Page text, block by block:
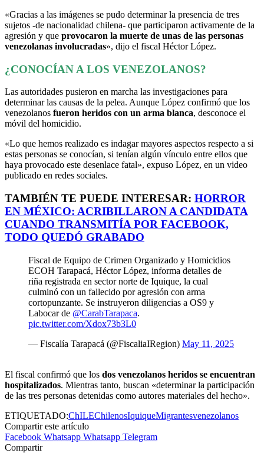
«Gracias a las imágenes se pudo determinar la presencia de tres
sujetos -de nacionalidad chilena- que participaron activamente de la
agresión y que provocaron la muerte de unas de las personas
venezolanas involucradas», dijo el fiscal Héctor López.
¿CONOCÍAN A LOS VENEZOLANOS?
Las autoridades pusieron en marcha las investigaciones para
determinar las causas de la pelea. Aunque López confirmó que los
venezolanos fueron heridos con un arma blanca, desconoce el
móvil del homicidio.
«Lo que hemos realizado es indagar mayores aspectos respecto a si
estas personas se conocían, si tenían algún vínculo entre ellos que
haya provocado este desenlace fatal», expuso López, en un video
publicado en redes sociales.
TAMBIÉN TE PUEDE INTERESAR: HORROR
EN MÉXICO: ACRIBILLARON A CANDIDATA
CUANDO TRANSMITÍA POR FACEBOOK,
TODO QUEDÓ GRABADO
Fiscal de Equipo de Crimen Organizado y Homicidios
ECOH Tarapacá, Héctor López, informa detalles de
riña registrada en sector norte de Iquique, la cual
culminó con un fallecido por agresión con arma
cortopunzante. Se instruyeron diligencias a OS9 y
Labocar de @CarabTarapaca.
pic.twitter.com/Xdox73b3L0
— Fiscalía Tarapacá (@FiscaliaIRegion) May 11, 2025
El fiscal confirmó que los dos venezolanos heridos se encuentran
hospitalizados. Mientras tanto, buscan «determinar la participación
de las tres personas detenidas como autores materiales del hecho».
ETIQUETADO:ChILEChilenosIquiqueMigrantesvenezolanos
Compartir este artículo
Facebook Whatsapp Whatsapp Telegram
Compartir